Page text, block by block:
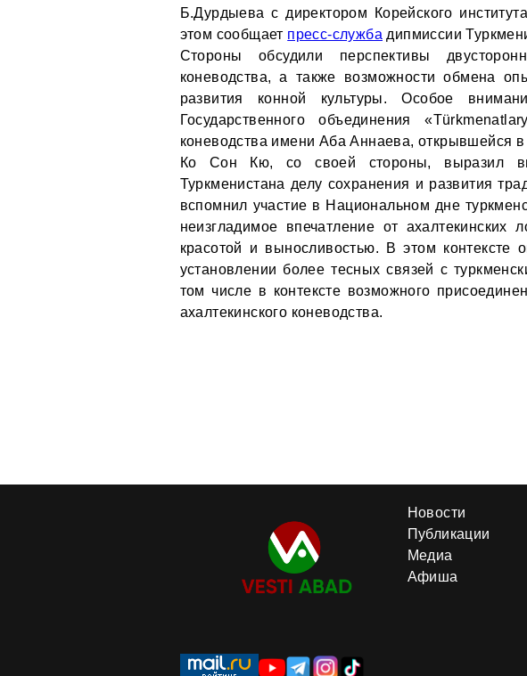
Б.Дурдыева с директором Корейского
этом сообщает пресс-служба дипмиссии
Стороны обсудили перспективы
коневодства, а также возможности обмена
развития конной культуры. Особое
Государственного объединения
коневодства имени Аба Аннаева, открывшейся
Ко Сон Кю, со своей стороны, выразил
Туркменистана делу сохранения и развития
вспомнил участие в Национальном дне
неизгладимое впечатление от ахалтекинских
красотой и выносливостью. В этом контексте
установлении более тесных связей с
том числе в контексте возможного
ахалтекинского коневодства.
Новости
Публикации
Медиа
Афиша